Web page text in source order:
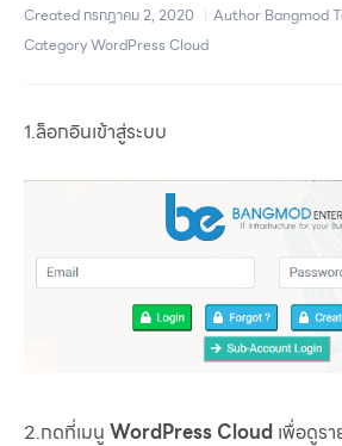
Created กรกฎาคม 2, 2020 Author Bangmod
CategoryWordPress Cloud
1.ล็อกอินเข้าสู่ระบบ
2.กดที่เมนู WordPress Cloud เพื่อดูร